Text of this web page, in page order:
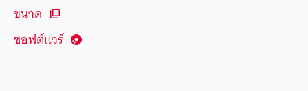
ขนาด
ซอฟต์แวร์